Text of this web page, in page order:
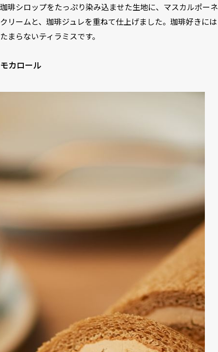
珈琲シロップをたっぷり染み込ませた生地に、マスカルポーネ
クリームと、珈琲ジュレを重ねて仕上げました。珈琲好きには
たまらないティラミスです。
モカロール